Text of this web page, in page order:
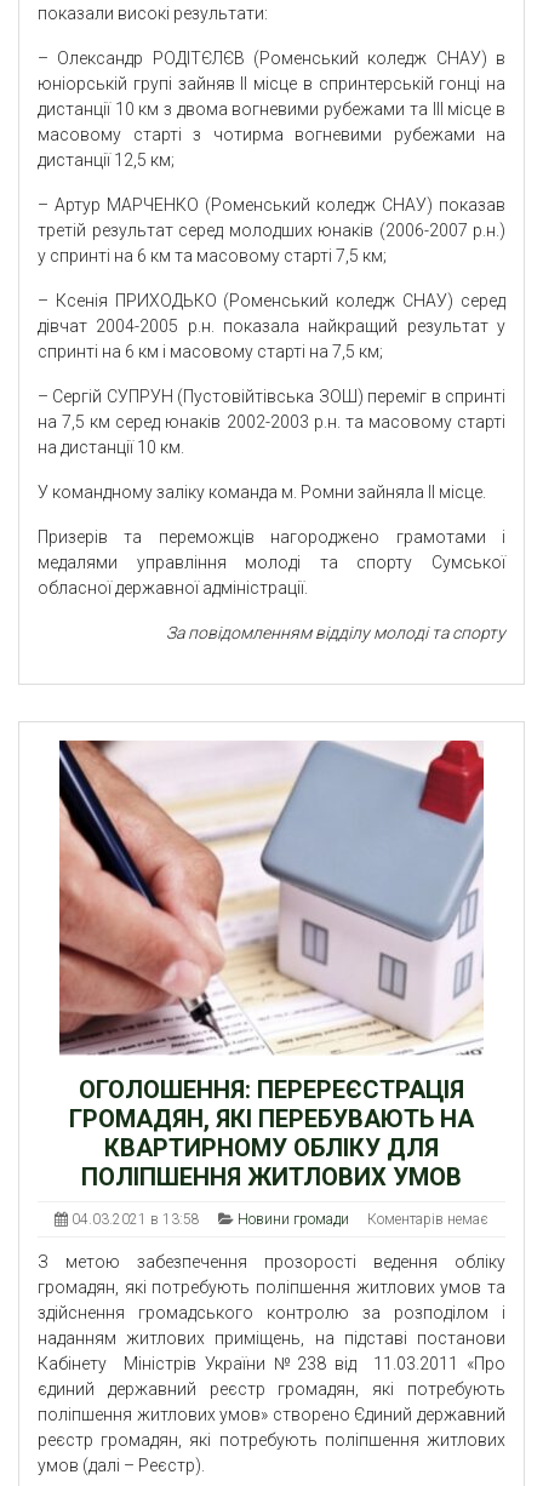
показали високі результати:
– Олександр РОДІТЄЛЄВ (Роменський коледж СНАУ) в
юніорській групі зайняв ІІ місце в спринтерській гонці на
дистанції 10 км з двома вогневими рубежами та ІІІ місце в
масовому старті з чотирма вогневими рубежами на
дистанції 12,5 км;
– Артур МАРЧЕНКО (Роменський коледж СНАУ) показав
третій результат серед молодших юнаків (2006-2007 р.н.)
у спринті на 6 км та масовому старті 7,5 км;
– Ксенія ПРИХОДЬКО (Роменський коледж СНАУ) серед
дівчат 2004-2005 р.н. показала найкращий результат у
спринті на 6 км і масовому старті на 7,5 км;
– Сергій СУПРУН (Пустовійтівська ЗОШ) переміг в спринті
на 7,5 км серед юнаків 2002-2003 р.н. та масовому старті
на дистанції 10 км.
У командному заліку команда м. Ромни зайняла ІІ місце.
Призерів та переможців нагороджено грамотами і
медалями управління молоді та спорту Сумської
обласної державної адміністрації.
За повідомленням відділу молоді та спорту
ОГОЛОШЕННЯ: ПЕРЕРЕЄСТРАЦІЯ
ГРОМАДЯН, ЯКІ ПЕРЕБУВАЮТЬ НА
КВАРТИРНОМУ ОБЛІКУ ДЛЯ
ПОЛІПШЕННЯ ЖИТЛОВИХ УМОВ
04.03.2021 в 13:58 Новини громади Коментарів немає
З метою забезпечення прозорості ведення обліку
громадян, які потребують поліпшення житлових умов та
здійснення громадського контролю за розподілом і
наданням житлових приміщень, на підставі постанови
Кабінету Міністрів України №238 від 11.03.2011 «Про
єдиний державний реєстр громадян, які потребують
поліпшення житлових умов» створено Єдиний державний
реєстр громадян, які потребують поліпшення житлових
умов (далі – Реєстр).